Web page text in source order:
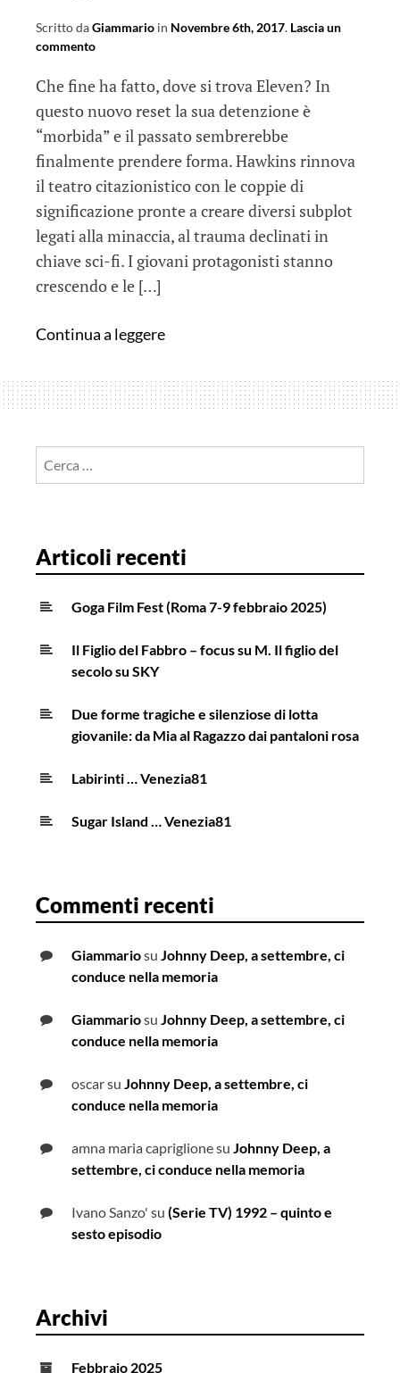
Scritto daGiammario in Novembre 6th, 2017. Lascia un
commento
Che fine ha fatto, dove si trova Eleven? In
questo nuovo reset la sua detenzione è
“morbida” e il passato sembrerebbe
finalmente prendere forma. Hawkins rinnova
il teatro citazionistico con le coppie di
significazione pronte a creare diversi subplot
legati alla minaccia, al trauma declinati in
chiave sci-fi. I giovani protagonisti stanno
crescendo e le […]
Continua a leggere
seconda
stagione
Articoli recenti
Goga Film Fest (Roma 7-9 febbraio 2025)
Il Figlio del Fabbro – focus su M. Il figlio del
secolo su SKY
Due forme tragiche e silenziose di lotta
giovanile: da Mia al Ragazzo dai pantaloni rosa
Labirinti … Venezia81
Sugar Island … Venezia81
Commenti recenti
Giammariosu Johnny Deep, a settembre, ci
conduce nella memoria
Giammariosu Johnny Deep, a settembre, ci
conduce nella memoria
oscarsu Johnny Deep, a settembre, ci
conduce nella memoria
amna maria capriglionesu Johnny Deep, a
settembre, ci conduce nella memoria
Ivano Sanzo' su (Serie TV) 1992 – quinto e
sesto episodio
Archivi
Febbraio 2025